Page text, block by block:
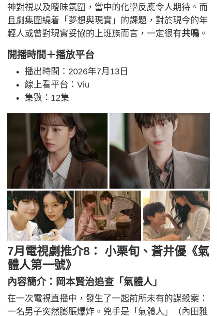
神對視以及曖昧氛圍，當中的化學反應令人期待。而
且劇集圍繞着「夢想與現實」的課題，對於現今的年
輕人或曾對現實妥協的上班族而言，一定很有共鳴 。
開播時間＋播放平台
播出時間：2026年7月13日
線上看平台：Viu
集數：12集
7月電視劇推介8： 小栗旬、蒼井優《氣
體人第一號》
內容簡介：岡本賢治追查「氣體人」
在一次電視直播中，發生了一起前所未有的謀殺案：
一名男子突然膨脹爆炸。兇手是「氣體人」（內田雅